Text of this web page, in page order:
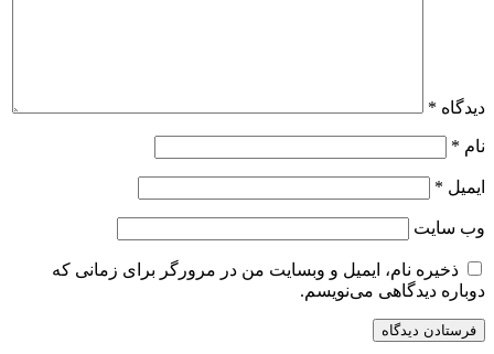
دیدگاه *
نام *
ایمیل *
وب‌ سایت
ذخیره نام، ایمیل و وبسایت من در مرورگر برای زمانی که
دوباره دیدگاهی می‌نویسم.